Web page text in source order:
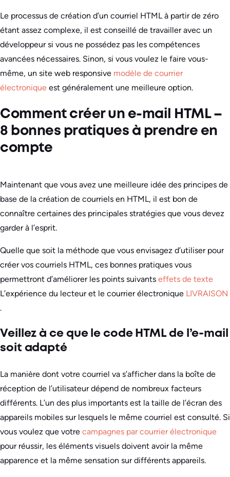
Le processus de création d’un courriel HTML à partir de zéro
étant assez complexe, il est conseillé de travailler avec un
développeur si vous ne possédez pas les compétences
avancées nécessaires. Sinon, si vous voulez le faire vous-
même, un site web responsive modèle de courrier
électronique est généralement une meilleure option.
Comment créer un e-mail HTML –
8 bonnes pratiques à prendre en
compte
Maintenant que vous avez une meilleure idée des principes de
base de la création de courriels en HTML, il est bon de
connaître certaines des principales stratégies que vous devez
garder à l’esprit.
Quelle que soit la méthode que vous envisagez d’utiliser pour
créer vos courriels HTML, ces bonnes pratiques vous
permettront d’améliorer les points suivants effets de texte
L’expérience du lecteur et le courrier électronique LIVRAISON
.
Veillez à ce que le code HTML de l’e-mail
soit adapté
La manière dont votre courriel va s’afficher dans la boîte de
réception de l’utilisateur dépend de nombreux facteurs
différents. L’un des plus importants est la taille de l’écran des
appareils mobiles sur lesquels le même courriel est consulté. Si
vous voulez que votre campagnes par courrier électronique
pour réussir, les éléments visuels doivent avoir la même
apparence et la même sensation sur différents appareils.